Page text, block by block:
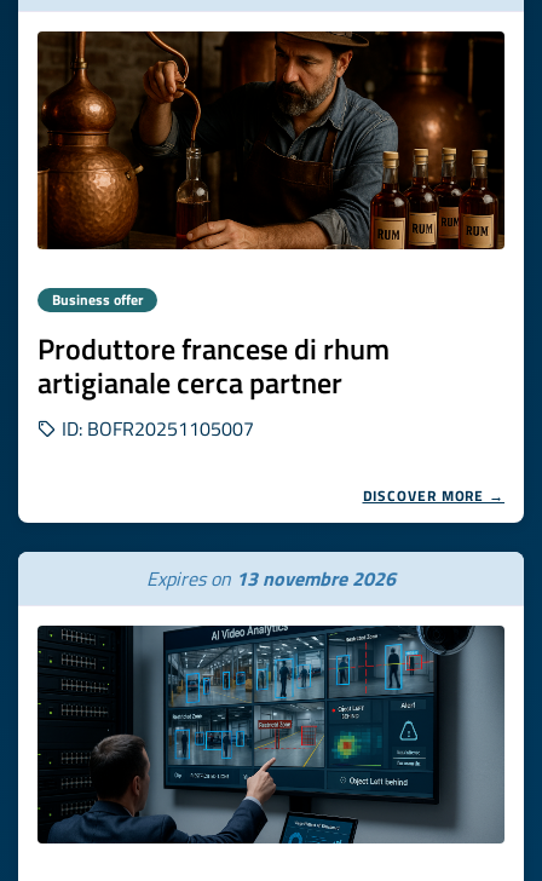
Business offer
Produttore francese di rhum
artigianale cerca partner
ID: BOFR20251105007
DISCOVER MORE →
Expires on 13 novembre 2026